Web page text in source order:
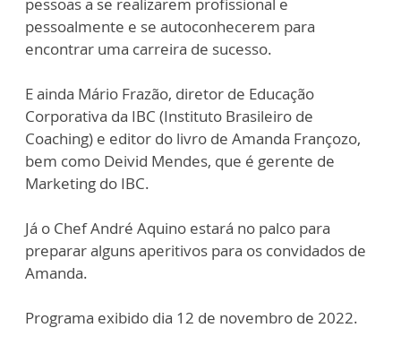
pessoas a se realizarem profissional e
pessoalmente e se autoconhecerem para
encontrar uma carreira de sucesso.
E ainda Mário Frazão, diretor de Educação
Corporativa da IBC (Instituto Brasileiro de
Coaching) e editor do livro de Amanda Françozo,
bem como Deivid Mendes, que é gerente de
Marketing do IBC.
Já o Chef André Aquino estará no palco para
preparar alguns aperitivos para os convidados de
Amanda.
Programa exibido dia 12 de novembro de 2022.